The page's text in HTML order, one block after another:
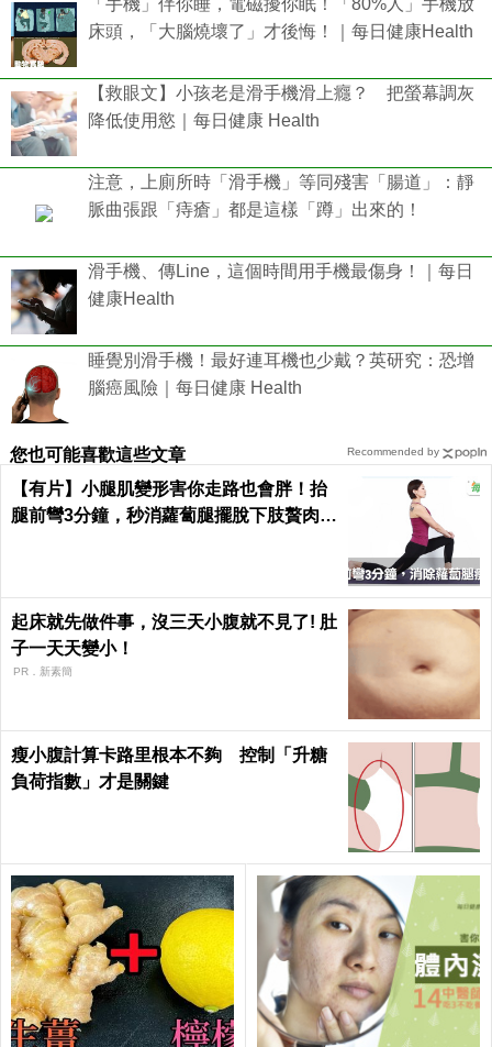
床頭，「大腦燒壞了」才後悔！｜每日健康Health
【救眼文】小孩老是滑手機滑上癮？ 把螢幕調灰
降低使用慾｜每日健康 Health
注意，上廁所時「滑手機」等同殘害「腸道」：靜
脈曲張跟「痔瘡」都是這樣「蹲」出來的！
滑手機、傳Line，這個時間用手機最傷身！｜每日
健康Health
睡覺別滑手機！最好連耳機也少戴？英研究：恐增
腦癌風險｜每日健康 Health
您也可能喜歡這些文章
【有片】小腿肌變形害你走路也會胖！抬
腿前彎3分鐘，秒消蘿蔔腿擺脫下肢贅肉｜
起床就先做件事，沒三天小腹就不見了! 肚
子一天天變小！
PR．新素簡
瘦小腹計算卡路里根本不夠 控制「升糖
負荷指數」才是關鍵
Recommended by